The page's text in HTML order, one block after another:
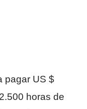
pagar US $
horas de